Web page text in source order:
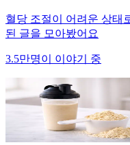
혈당 조절이 어려운 상태
된 글을 모아봤어요
3.5만명이 이야기 중